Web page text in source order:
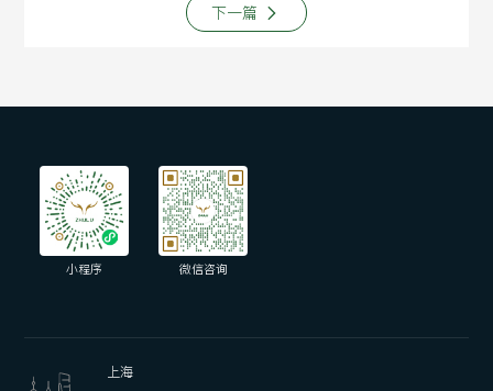
下一篇
小程序 微信咨询
上海